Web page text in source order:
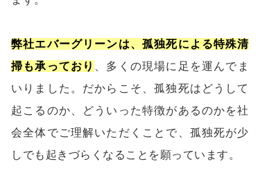
弊社エバーグリーンは、孤独死による特殊清
掃も承っており
、多くの現場に足を運んでま
いりました。だからこそ、孤独死はどうして
起こるのか、どういった特徴があるのかを社
会全体でご理解いただくことで、孤独死が少
しでも起きづらくなることを願っています。